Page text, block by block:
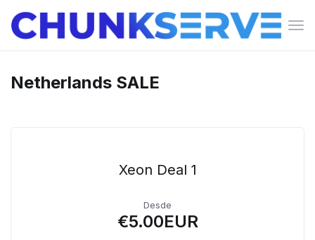
Netherlands SALE
Xeon Deal 1
Desde
€5.00EUR